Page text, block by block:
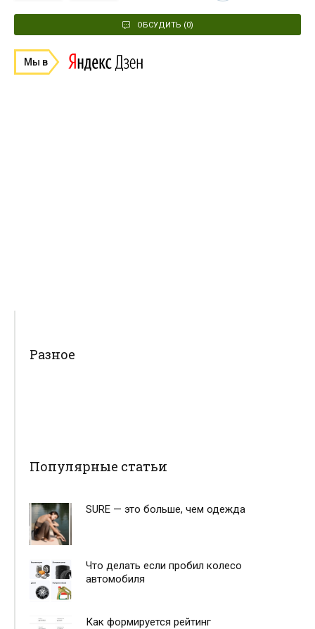
ОБСУДИТЬ (0)
Мы в
Разное
Популярные статьи
SURE — это больше, чем одежда
Что делать если пробил колесо
автомобиля
Как формируется рейтинг